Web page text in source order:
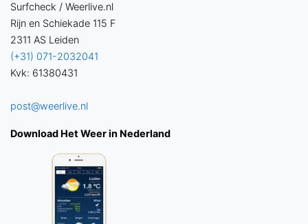
Surfcheck / Weerlive.nl
Rijn en Schiekade 115 F
2311 AS Leiden
(+31) 071-2032041
Kvk: 61380431
post@weerlive.nl
Download Het Weer in Nederland